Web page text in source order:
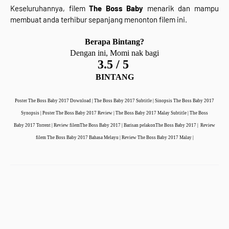
Keseluruhannya, filemThe Boss Baby menarik dan mampu
membuat anda terhibur sepanjang menonton filem ini.
Berapa Bintang?
Dengan ini, Momi nak bagi
3.5 / 5
BINTANG
Poster The Boss Baby 2017 Download | The Boss Baby 2017 Subtitle | Sinopsis The Boss Baby 2017
Synopsis | Poster The Boss Baby 2017 Review | The Boss Baby 2017 Malay Subtitle | The Boss
Baby 2017 Torrent | Review filemThe Boss Baby 2017 | Barisan pelakonThe Boss Baby 2017 | Review
filem The Boss Baby2017 Bahasa Melayu | Review The Boss Baby 2017 Malay |